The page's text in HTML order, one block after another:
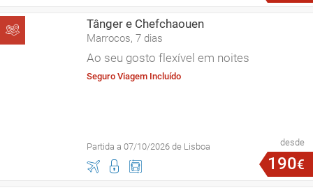
Tânger e Chefchaouen
Marrocos, 7 dias
Ao seu gosto flexível em noites
Seguro Viagem Incluído
Partida a 07/10/2026 de Lisboa desde
190€